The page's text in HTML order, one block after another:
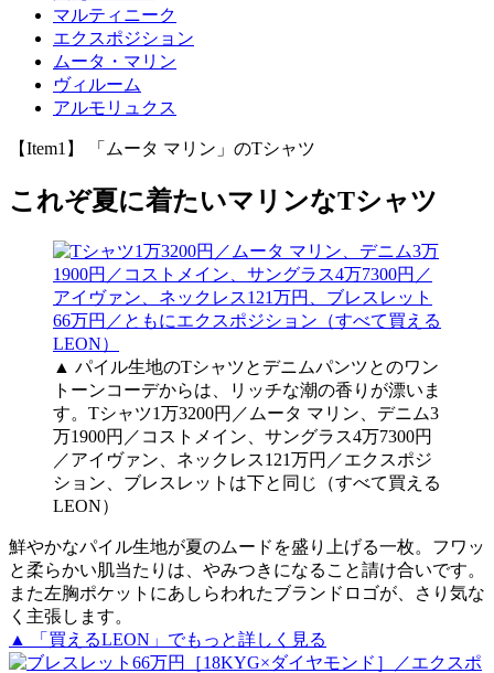
マルティニーク
エクスポジション
ムータ・マリン
ヴィルーム
アルモリュクス
【Item1】 「ムータ マリン」のTシャツ
これぞ夏に着たいマリンなTシャツ
▲ パイル生地のTシャツとデニムパンツとのワン
トーンコーデからは、リッチな潮の香りが漂いま
す。Tシャツ1万3200円／ムータ マリン、デニム3
万1900円／コストメイン、サングラス4万7300円
／アイヴァン、ネックレス121万円／エクスポジ
ション、ブレスレットは下と同じ（すべて買える
LEON）
鮮やかなパイル生地が夏のムードを盛り上げる一枚。フワッ
と柔らかい肌当たりは、やみつきになること請け合いです。
また左胸ポケットにあしらわれたブランドロゴが、さり気な
く主張します。
▲ 「買えるLEON」でもっと詳しく見る